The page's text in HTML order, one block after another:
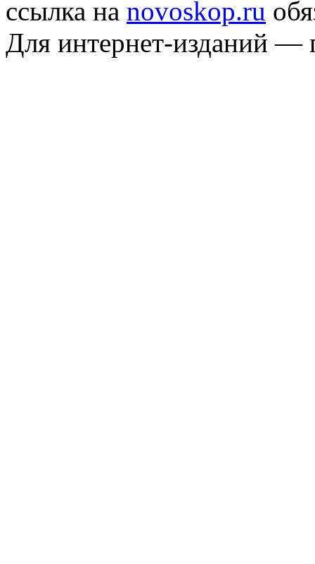
ссылка на novoskop.ru
Для интернет-изданий —